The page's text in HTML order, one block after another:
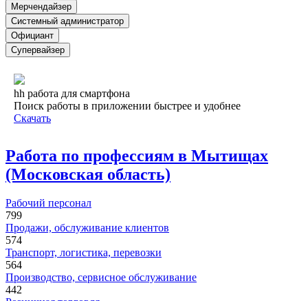
Мерчендайзер
Системный администратор
Официант
Супервайзер
hh работа для смартфона
Поиск работы в приложении быстрее и удобнее
Скачать
Работа по профессиям в Мытищах
(Московская область)
Рабочий персонал
799
Продажи, обслуживание клиентов
574
Транспорт, логистика, перевозки
564
Производство, сервисное обслуживание
442